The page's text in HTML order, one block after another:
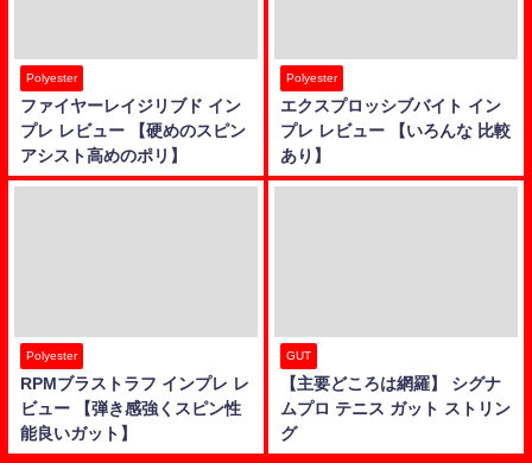
Polyester
ファイヤーレイジリブド イン
プレ レビュー 【硬めのスピン
アシスト高めのポリ】
Polyester
エクスプロッシブバイト イン
プレ レビュー 【いろんな 比較
あり】
Polyester
RPMブラストラフ インプレ レ
ビュー 【弾き感強くスピン性
能良いガット】
GUT
【主要どころは網羅】 シグナ
ムプロ テニス ガット ストリン
グ